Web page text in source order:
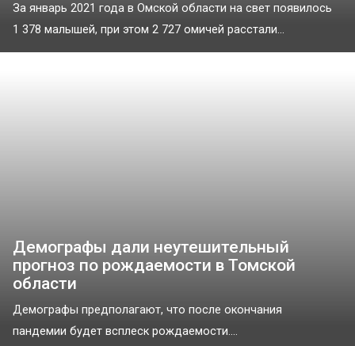
За январь 2021 года в Омской области на свет появилось
1 378 малышей, при этом 2 727 омичей расстали...
Демографы дали неутешительный
прогноз по рождаемости в Томской
области
Демографы предполагают, что после окончания
пандемии будет всплеск рождаемости....